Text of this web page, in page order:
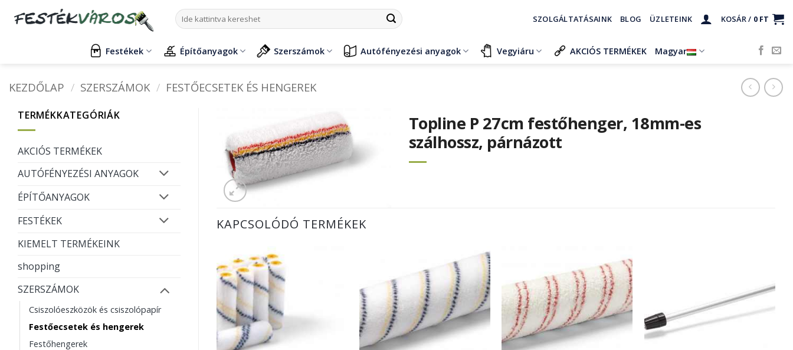
Keresés
a
SZOLGÁLTATÁSAINK BLOG ÜZLETEINK KOSÁR / 0 FT
Festékek Építőanyagok Szerszámok Autófényezési anyagok Vegyiáru AKCIÓS TERMÉKEK Magyar
KEZDŐLAP / SZERSZÁMOK / FESTŐECSETEK ÉS HENGEREK
TERMÉKKATEGÓRIÁK
AKCIÓS TERMÉKEK
AUTÓFÉNYEZÉSI ANYAGOK
ÉPÍTŐANYAGOK
FESTÉKEK
KIEMELT TERMÉKEINK
shopping
SZERSZÁMOK
Csiszolóeszközök és csiszolópapír
Festőecsetek és hengerek
Festőhengerek
Topline P 27cm festőhenger, 18mm-es
szálhossz, párnázott
KAPCSOLÓDÓ TERMÉKEK